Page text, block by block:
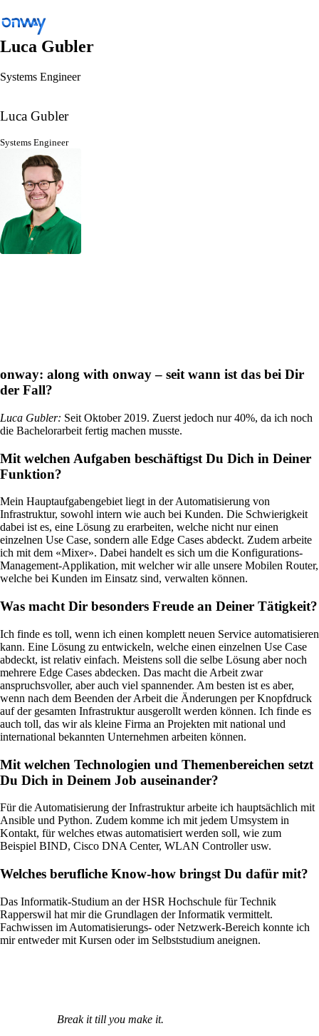
Standorte und Dinge verbinden
Branche
Öffentlicher Verkehr
WLAN
Netzwerke
sicheren und stabilen Verbindungen – für
höchste Qualität.
Individuelle und sichere Netzwerkzugriffe
nach Ihren Bedürfnissen.
Internet of Things
Welt – unsere Softwares ermöglichen Ihnen
unterschiedlichster Geräte.
Zurück
WLAN
Netzwerk
Luca Gubler
Systems Engineer
Luca Gubler
Systems Engineer
onway: along with onway – seit wann ist das bei Dir
der Fall?
Luca Gubler: Seit Oktober 2019. Zuerst jedoch nur 40%, da ich noch
die Bachelorarbeit fertig machen musste.
Mit welchen Aufgaben beschäftigst Du Dich in Deiner
Funktion?
Mein Hauptaufgabengebiet liegt in der Automatisierung von
Infrastruktur, sowohl intern wie auch bei Kunden. Die Schwierigkeit
dabei ist es, eine Lösung zu erarbeiten, welche nicht nur einen
einzelnen Use Case, sondern alle Edge Cases abdeckt. Zudem arbeite
ich mit dem «Mixer». Dabei handelt es sich um die Konfigurations-
Management-Applikation, mit welcher wir alle unsere Mobilen Router,
welche bei Kunden im Einsatz sind, verwalten können.
Was macht Dir besonders Freude an Deiner Tätigkeit?
Ich finde es toll, wenn ich einen komplett neuen Service automatisieren
kann. Eine Lösung zu entwickeln, welche einen einzelnen Use Case
abdeckt, ist relativ einfach. Meistens soll die selbe Lösung aber noch
mehrere Edge Cases abdecken. Das macht die Arbeit zwar
anspruchsvoller, aber auch viel spannender. Am besten ist es aber,
wenn nach dem Beenden der Arbeit die Änderungen per Knopfdruck
auf der gesamten Infrastruktur ausgerollt werden können. Ich finde es
auch toll, das wir als kleine Firma an Projekten mit national und
international bekannten Unternehmen arbeiten können.
Mit welchen Technologien und Themenbereichen setzt
Du Dich in Deinem Job auseinander?
Für die Automatisierung der Infrastruktur arbeite ich hauptsächlich mit
Ansible und Python. Zudem komme ich mit jedem Umsystem in
Kontakt, für welches etwas automatisiert werden soll, wie zum
Beispiel BIND, Cisco DNA Center, WLAN Controller usw.
Welches berufliche Know-how bringst Du dafür mit?
Das Informatik-Studium an der HSR Hochschule für Technik
Rapperswil hat mir die Grundlagen der Informatik vermittelt.
Fachwissen im Automatisierungs- oder Netzwerk-Bereich konnte ich
mir entweder mit Kursen oder im Selbststudium aneignen.
Break it till you make it.